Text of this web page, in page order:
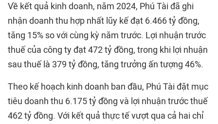
Về kết quả kinh doanh, năm 2024, Phú Tài đã ghi
nhận doanh thu hợp nhất lũy kế đạt 6.466 tỷ đồng,
tăng 15% so với cùng kỳ năm trước. Lợi nhuận trước
thuế của công ty đạt 472 tỷ đồng, trong khi lợi nhuận
sau thuế là 379 tỷ đồng, tăng trưởng ấn tượng 46%.
Theo kế hoạch kinh doanh ban đầu, Phú Tài đặt mục
tiêu doanh thu 6.175 tỷ đồng và lợi nhuận trước thuế
462 tỷ đồng. Với kết quả thực tế vượt qua cả hai chỉ